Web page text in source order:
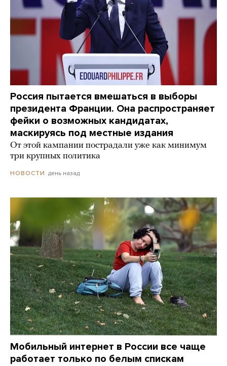
Россия пытается вмешаться в выборы
президента Франции. Она распространяет
фейки о возможных кандидатах,
маскируясь под местные издания
От этой кампании пострадали уже как минимум
три крупных политика
НОВОСТИ день назад
Мобильный интернет в России все чаще
работает только по белым спискам